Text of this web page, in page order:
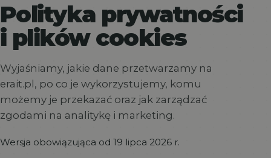
Polityka prywatności
i plików cookies
Wyjaśniamy, jakie dane przetwarzamy na
erait.pl, po co je wykorzystujemy, komu
możemy je przekazać oraz jak zarządzać
zgodami na analitykę i marketing.
Wersja obowiązująca od 19 lipca 2026 r.